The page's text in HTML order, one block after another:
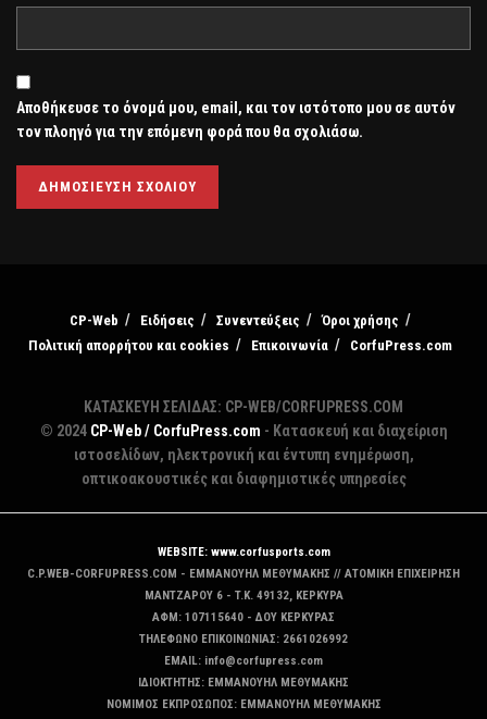
Αποθήκευσε το όνομά μου, email, και τον ιστότοπο μου σε αυτόν
τον πλοηγό για την επόμενη φορά που θα σχολιάσω.
CP-Web Ειδήσεις Συνεντεύξεις
Όροι χρήσης
Πολιτική απορρήτου και cookies
Επικοινωνία CorfuPress.com
ΚΑΤΑΣΚΕΥΗ ΣΕΛΙΔΑΣ: CP-WEB/CORFUPRESS.COM
© 2024 CP-Web / CorfuPress.com - Κατασκευή και διαχείριση
ιστοσελίδων, ηλεκτρονική και έντυπη ενημέρωση,
οπτικοακουστικές και διαφημιστικές υπηρεσίες
WEBSITE: www.corfusports.com
C.P.WEB-CORFUPRESS.COM - ΕΜΜΑΝΟΥΗΛ ΜΕΘΥΜΑΚΗΣ // ΑΤΟΜΙΚΗ ΕΠΙΧΕΙΡΗΣΗ
MANTZAΡΟΥ 6 - T.K. 49132, ΚΕΡΚΥΡΑ
ΑΦΜ: 107115640 - ΔΟΥ ΚΕΡΚΥΡΑΣ
ΤΗΛΕΦΩΝΟ ΕΠΙΚΟΙΝΩΝΙΑΣ: 2661026992
EMAIL: info@corfupress.com
ΙΔΙΟΚΤΗΤΗΣ: EMMANOYΗΛ ΜΕΘΥΜΑΚΗΣ
ΝΟΜΙΜΟΣ ΕΚΠΡΟΣΩΠΟΣ: EMMANOYΗΛ ΜΕΘΥΜΑΚΗΣ